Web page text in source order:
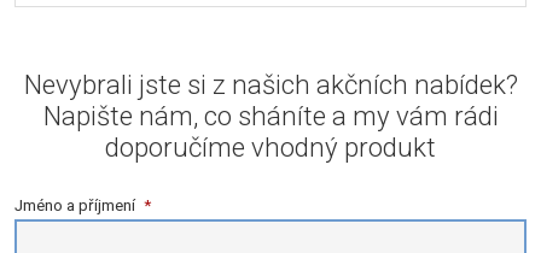
Nevybrali jste si z našich akčních nabídek?
Napište nám, co sháníte a my vám rádi
doporučíme vhodný produkt
Jméno a příjmení *